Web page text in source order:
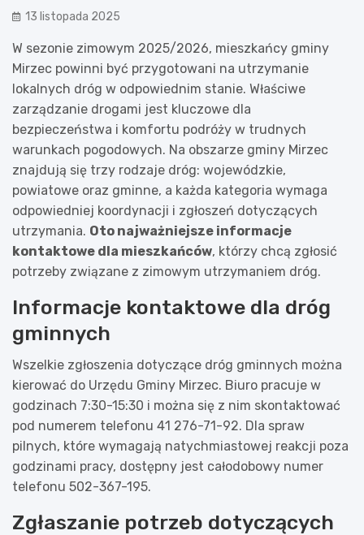
13 listopada 2025
W sezonie zimowym 2025/2026, mieszkańcy gminy
Mirzec powinni być przygotowani na utrzymanie
lokalnych dróg w odpowiednim stanie. Właściwe
zarządzanie drogami jest kluczowe dla
bezpieczeństwa i komfortu podróży w trudnych
warunkach pogodowych. Na obszarze gminy Mirzec
znajdują się trzy rodzaje dróg: wojewódzkie,
powiatowe oraz gminne, a każda kategoria wymaga
odpowiedniej koordynacji i zgłoszeń dotyczących
utrzymania. Oto najważniejsze informacje
kontaktowe dla mieszkańców, którzy chcą zgłosić
potrzeby związane z zimowym utrzymaniem dróg.
Informacje kontaktowe dla dróg
gminnych
Wszelkie zgłoszenia dotyczące dróg gminnych można
kierować do Urzędu Gminy Mirzec. Biuro pracuje w
godzinach 7:30-15:30 i można się z nim skontaktować
pod numerem telefonu 41 276-71-92. Dla spraw
pilnych, które wymagają natychmiastowej reakcji poza
godzinami pracy, dostępny jest całodobowy numer
telefonu 502-367-195.
Zgłaszanie potrzeb dotyczących